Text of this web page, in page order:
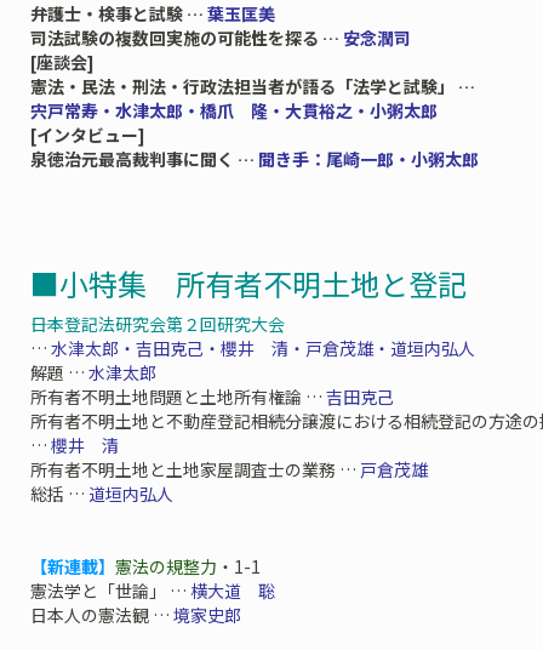
弁護士・検事と試験 … 葉玉匡美
司法試験の複数回実施の可能性を探る … 安念潤司
[座談会]
憲法・民法・刑法・行政法担当者が語る「法学と試験」 …
宍戸常寿・水津太郎・橋爪 隆・大貫裕之・小粥太郎
[インタビュー]
泉徳治元最高裁判事に聞く … 聞き手：尾崎一郎・小粥太郎
■小特集 所有者不明土地と登記
――日本登記法研究会第２回研究大会
… 水津太郎・吉田克己・櫻井 清・戸倉茂雄・道垣内弘人
解題 … 水津太郎
所有者不明土地問題と土地所有権論 … 吉田克己
所有者不明土地と不動産登記――相続分譲渡における相続登記の方途
… 櫻井 清
所有者不明土地と土地家屋調査士の業務 … 戸倉茂雄
総括 … 道垣内弘人
【新連載】 憲法の規整力 ・1-1
憲法学と「世論」 … 横大道 聡
日本人の憲法観 … 境家史郎